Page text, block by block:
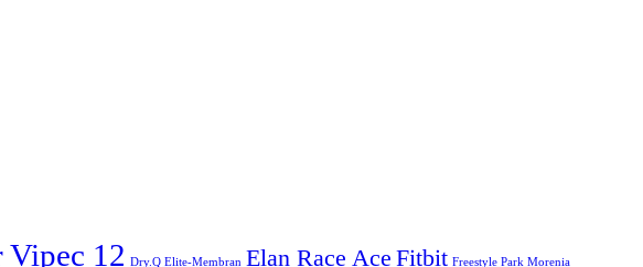
12 Dry.Q Elite-Membran Elan Race Ace Fitbit Freestyle Park Morenia